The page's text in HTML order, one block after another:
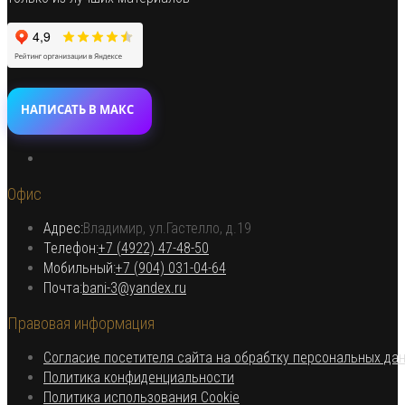
НАПИСАТЬ В МАКС
Офис
Адрес:Владимир, ул.Гастелло, д.19
Телефон:+7 (4922) 47-48-50
Мобильный:+7 (904) 031-04-64Откроется
Почта:bani-3@yandex.ru
приложении
Правовая информация
Согласие посетителя сайта на обрабтку персональных
Политика конфиденциальности
в
Политика использования Cookie